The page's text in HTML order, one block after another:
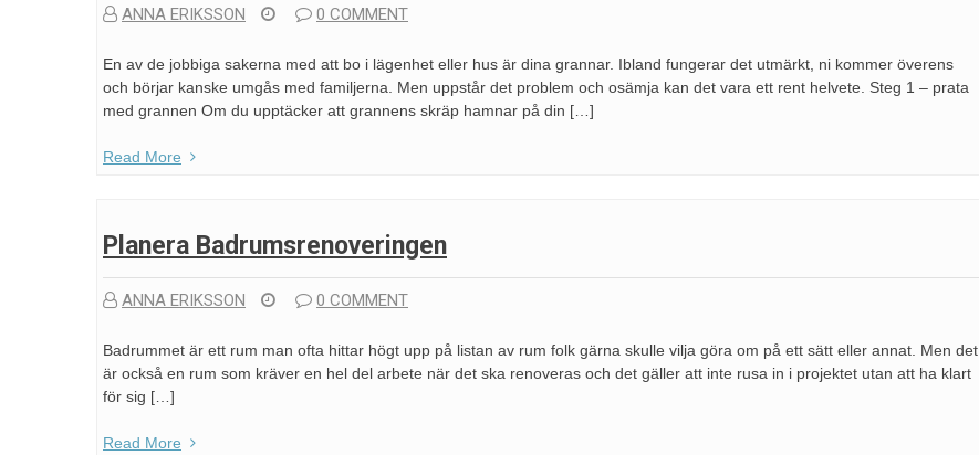
ANNA ERIKSSON 0 COMMENT
En av de jobbiga sakerna med att bo i lägenhet eller hus är dina grannar. Ibland fungerar det utmärkt, ni kommer överens
och börjar kanske umgås med familjerna. Men uppstår det problem och osämja kan det vara ett rent helvete. Steg 1 – prata
med grannen Om du upptäcker att grannens skräp hamnar på din […]
Read More
Planera Badrumsrenoveringen
ANNA ERIKSSON 0 COMMENT
Badrummet är ett rum man ofta hittar högt upp på listan av rum folk gärna skulle vilja göra om på ett sätt eller annat. Men det
är också en rum som kräver en hel del arbete när det ska renoveras och det gäller att inte rusa in i projektet utan att ha klart
för sig […]
Read More